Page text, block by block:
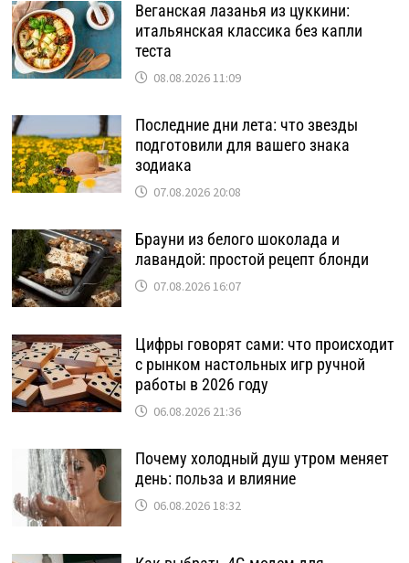
Веганская лазанья из цуккини:
итальянская классика без капли
теста
08.08.2026 11:09
Последние дни лета: что звезды
подготовили для вашего знака
зодиака
07.08.2026 20:08
Брауни из белого шоколада и
лавандой: простой рецепт блонди
07.08.2026 16:07
Цифры говорят сами: что происходит
с рынком настольных игр ручной
работы в 2026 году
06.08.2026 21:36
Почему холодный душ утром меняет
день: польза и влияние
06.08.2026 18:32